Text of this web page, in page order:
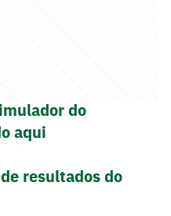
do
aqui
resultados do